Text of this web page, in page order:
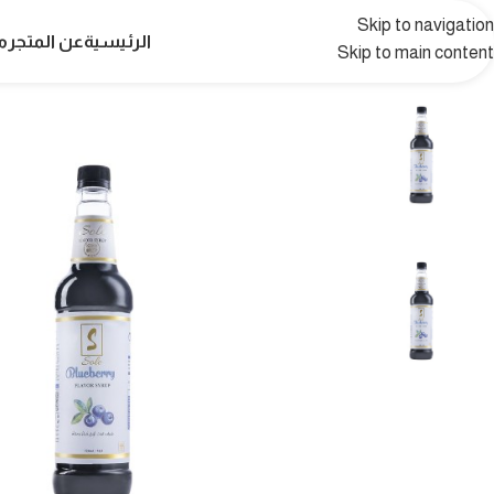
Skip to navigation
Skip to main content
الرئيسيةعن المتجر